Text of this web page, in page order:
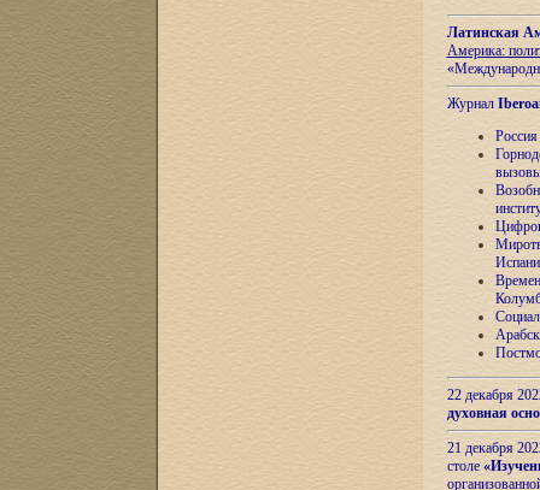
Латинская
Америка:
Журнал
22 декабря
духовная
21 декабря
столе